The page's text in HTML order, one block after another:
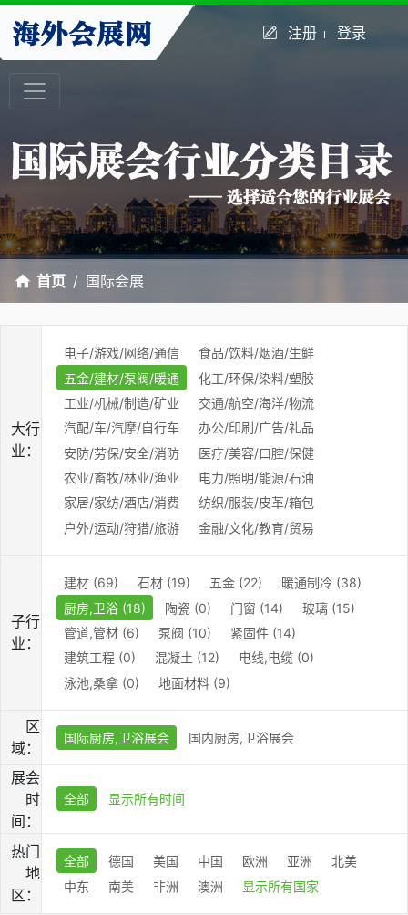
注册 登录
首页 国际会展
大行
业：
电子/游戏/网络/通信
食品/饮料/烟酒/生鲜
五金/建材/泵阀/暖通
化工/环保/染料/塑胶
工业/机械/制造/矿业
交通/航空/海洋/物流
汽配/车/汽摩/自行车
办公/印刷/广告/礼品
安防/劳保/安全/消防
医疗/美容/口腔/保健
农业/畜牧/林业/渔业
电力/照明/能源/石油
家居/家纺/酒店/消费
纺织/服装/皮革/箱包
户外/运动/狩猎/旅游
金融/文化/教育/贸易
子行
业：
建材 (69) 石材 (19) 五金 (22)
暖通制冷 (38)
厨房,卫浴 (18)
陶瓷 (0) 门窗 (14)
玻璃 (15)
管道,管材 (6)
泵阀 (10)
紧固件 (14)
建筑工程 (0)
混凝土 (12)
电线,电缆 (0)
泳池,桑拿 (0)
地面材料 (9)
区
域：
国际厨房,卫浴展会 国内厨房,卫浴展会
展会
时
间：
全部 显示所有时间
热门
地
区：
全部 德国 美国 中国 欧洲 亚洲
北美
中东
南美 非洲 澳洲 显示所有国家